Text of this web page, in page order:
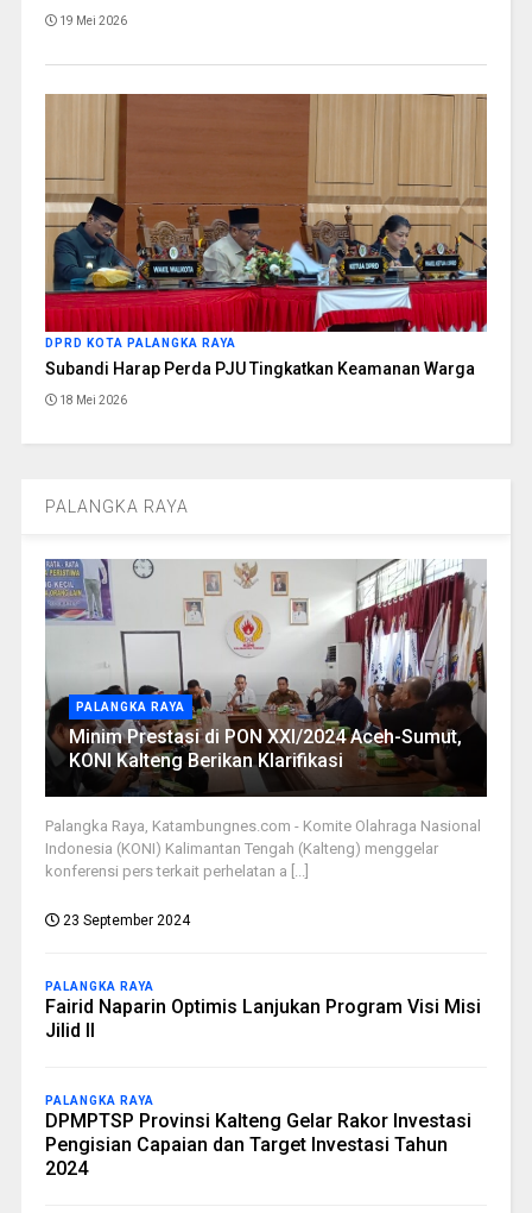
19 Mei 2026
DPRD KOTA PALANGKA RAYA
Subandi Harap Perda PJU Tingkatkan Keamanan Warga
18 Mei 2026
PALANGKA RAYA
PALANGKA RAYA
Minim Prestasi di PON XXI/2024 Aceh-Sumut,
KONI Kalteng Berikan Klarifikasi
Palangka Raya, Katambungnes.com - Komite Olahraga Nasional
Indonesia (KONI) Kalimantan Tengah (Kalteng) menggelar
konferensi pers terkait perhelatan a [...]
23 September 2024
PALANGKA RAYA
Fairid Naparin Optimis Lanjukan Program Visi Misi
Jilid II
PALANGKA RAYA
DPMPTSP Provinsi Kalteng Gelar Rakor Investasi
Pengisian Capaian dan Target Investasi Tahun
2024